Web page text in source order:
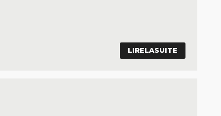
LIRELASUITE